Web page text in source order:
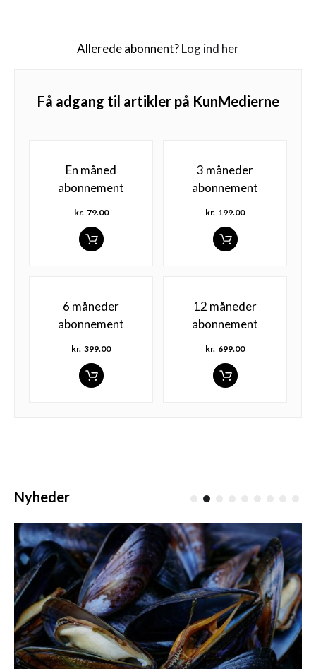
Allerede abonnent?Log ind her
Få adgang til artikler på KunMedierne
En måned
abonnement
kr. 79.00
3 måneder
abonnement
kr. 199.00
6 måneder
abonnement
kr. 399.00
12 måneder
abonnement
kr. 699.00
Nyheder